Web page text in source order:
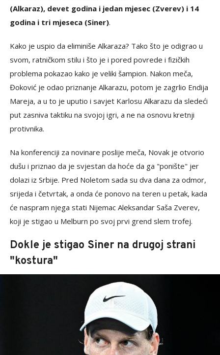
(Alkaraz), devet godina i jedan mjesec (Zverev) i 14
godina i tri mjeseca (Siner).
Kako je uspio da eliminiše Alkaraza? Tako što je odigrao u
svom, ratničkom stilu i što je i pored povrede i fizičkih
problema pokazao kako je veliki šampion. Nakon meča,
Đoković je odao priznanje Alkarazu, potom je zagrlio Endija
Mareja, a u to je uputio i savjet Karlosu Alkarazu da sledeći
put zasniva taktiku na svojoj igri, a ne na osnovu kretnji
protivnika.
Na konferenciji za novinare poslije meča, Novak je otvorio
dušu i priznao da je svjestan da hoće da ga "ponište" jer
dolazi iz Srbije. Pred Noletom sada su dva dana za odmor,
srijeda i četvrtak, a onda će ponovo na teren u petak, kada
će naspram njega stati Nijemac Aleksandar Saša Zverev,
koji je stigao u Melburn po svoj prvi grend slem trofej.
Dokle je stigao Siner na drugoj strani
"kostura"